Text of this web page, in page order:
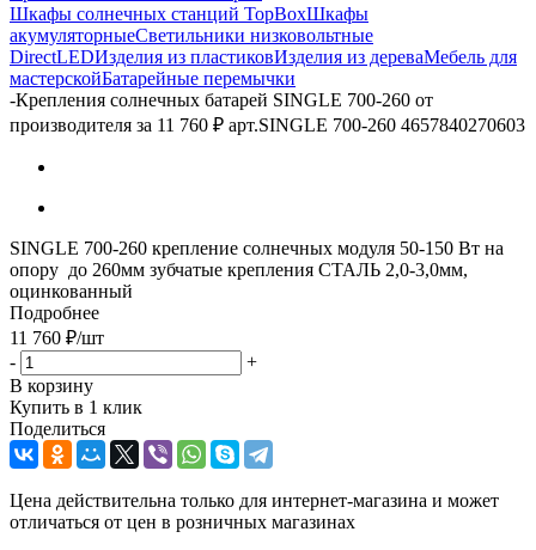
Шкафы солнечных станций TopBoxШкафы
акумуляторныеСветильники низковольтные
DirectLEDИзделия из пластиковИзделия из дереваМебель для
мастерскойБатарейные перемычки
-Крепления солнечных батарей SINGLE 700-260 от
производителя за 11 760 ₽ арт.SINGLE 700-260 4657840270603
SINGLE 700-260 крепление солнечных модуля 50-150 Вт на
опору до 260мм зубчатые крепления СТАЛЬ 2,0-3,0мм,
оцинкованный
Подробнее
11 760 ₽/шт
-
+
В корзину
Купить в 1 клик
Поделиться
Цена действительна только для интернет-магазина и может
отличаться от цен в розничных магазинах